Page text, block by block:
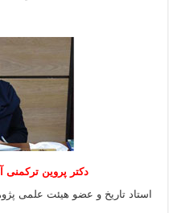
دکتر پروین ترکمنی
استاد تاریخ و عضو هیئت علمی